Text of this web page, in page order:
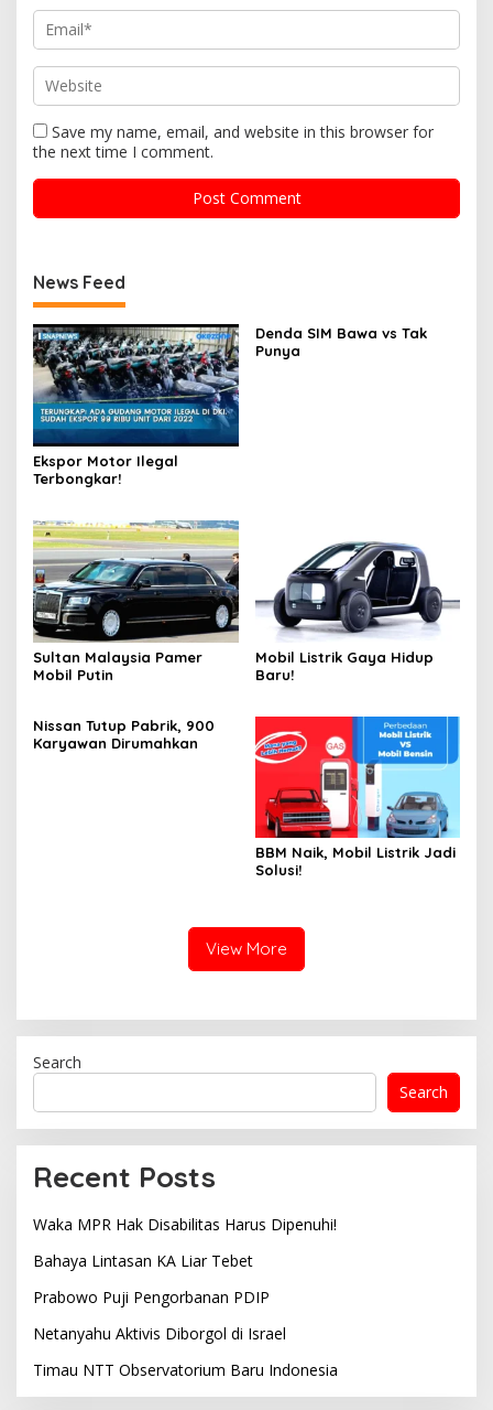
Save my name, email, and website in this browser for
the next time I comment.
News Feed
Ekspor Motor Ilegal
Terbongkar!
Denda SIM Bawa vs Tak
Punya
Sultan Malaysia Pamer
Mobil Putin
Mobil Listrik Gaya Hidup
Baru!
Nissan Tutup Pabrik, 900
Karyawan Dirumahkan
BBM Naik, Mobil Listrik Jadi
Solusi!
View More
Search
Search
Recent Posts
Waka MPR Hak Disabilitas Harus Dipenuhi!
Bahaya Lintasan KA Liar Tebet
Prabowo Puji Pengorbanan PDIP
Netanyahu Aktivis Diborgol di Israel
Timau NTT Observatorium Baru Indonesia